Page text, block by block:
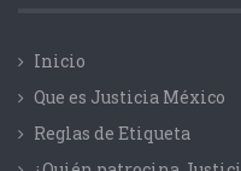
Inicio
Que es Justicia México
Reglas de Etiqueta